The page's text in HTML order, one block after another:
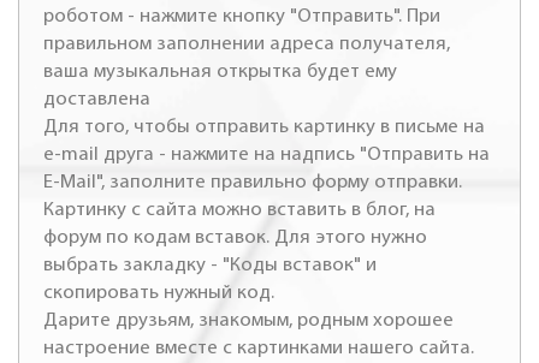
роботом - нажмите кнопку "Отправить". При
правильном заполнении адреса получателя,
ваша музыкальная открытка будет ему
доставлена
Для того, чтобы отправить картинку в письме на
e-mail друга - нажмите на надпись "Отправить на
E-Mail", заполните правильно форму отправки.
Картинку с сайта можно вставить в блог, на
форум по кодам вставок. Для этого нужно
выбрать закладку - "Коды вставок" и
скопировать нужный код.
Дарите друзьям, знакомым, родным хорошее
настроение вместе с картинками нашего сайта.